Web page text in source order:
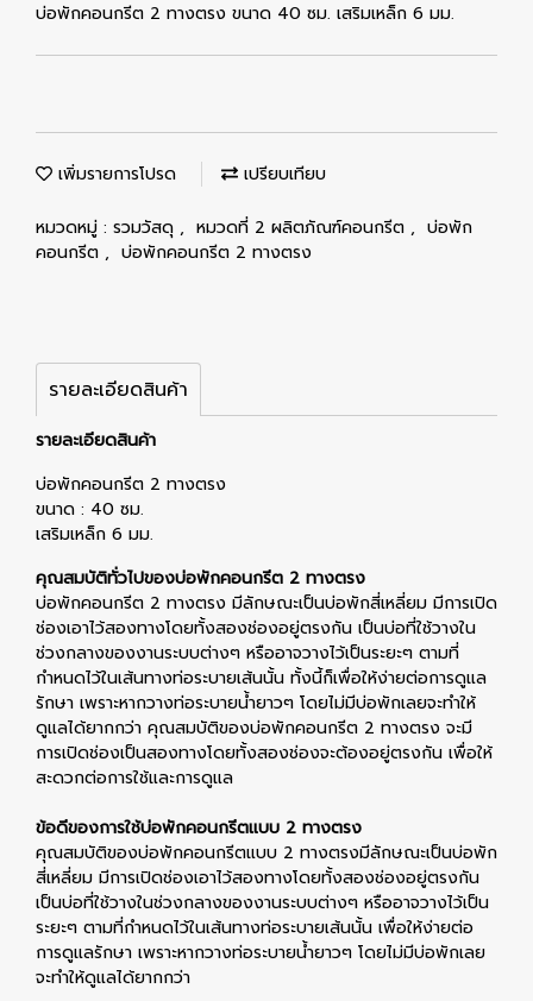
บ่อพักคอนกรีต 2 ทางตรง ขนาด 40 ซม. เสริมเหล็ก 6 มม.
เพิ่มรายการโปรด เปรียบเทียบ
หมวดหมู่ : รวมวัสดุ , หมวดที่ 2 ผลิตภัณฑ์คอนกรีต , บ่อพัก
คอนกรีต , บ่อพักคอนกรีต 2 ทางตรง
รายละเอียดสินค้า
รายละเอียดสินค้า
บ่อพักคอนกรีต 2 ทางตรง
ขนาด : 40 ซม.
เสริมเหล็ก 6 มม.
คุณสมบัติทั่วไปของบ่อพักคอนกรีต 2 ทางตรง
บ่อพักคอนกรีต 2 ทางตรง มีลักษณะเป็นบ่อพักสี่เหลี่ยม มีการเปิด
ช่องเอาไว้สองทางโดยทั้งสองช่องอยู่ตรงกัน เป็นบ่อที่ใช้วางใน
ช่วงกลางของงานระบบต่างๆ หรืออาจวางไว้เป็นระยะๆ ตามที่
กำหนดไว้ในเส้นทางท่อระบายเส้นนั้น ทั้งนี้ก็เพื่อให้ง่ายต่อการดูแล
รักษา เพราะหากวางท่อระบายน้ำยาวๆ โดยไม่มีบ่อพักเลยจะทำให้
ดูแลได้ยากกว่า คุณสมบัติของบ่อพักคอนกรีต 2 ทางตรง จะมี
การเปิดช่องเป็นสองทางโดยทั้งสองช่องจะต้องอยู่ตรงกัน เพื่อให้
สะดวกต่อการใช้และการดูแล
ข้อดีของการใช้บ่อพักคอนกรีตแบบ 2 ทางตรง
คุณสมบัติของบ่อพักคอนกรีตแบบ 2 ทางตรงมีลักษณะเป็นบ่อพัก
สี่เหลี่ยม มีการเปิดช่องเอาไว้สองทางโดยทั้งสองช่องอยู่ตรงกัน
เป็นบ่อที่ใช้วางในช่วงกลางของงานระบบต่างๆ หรืออาจวางไว้เป็น
ระยะๆ ตามที่กำหนดไว้ในเส้นทางท่อระบายเส้นนั้น เพื่อให้ง่ายต่อ
การดูแลรักษา เพราะหากวางท่อระบายน้ำยาวๆ โดยไม่มีบ่อพักเลย
จะทำให้ดูแลได้ยากกว่า